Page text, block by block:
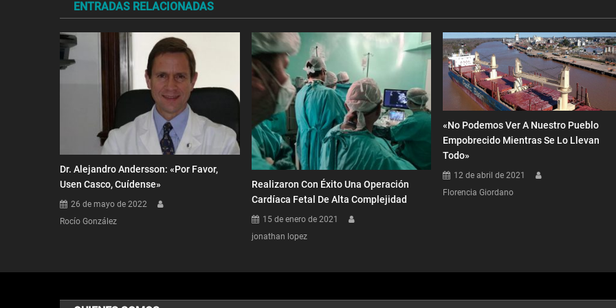
entradas
ENTRADAS RELACIONADAS
Dr. Alejandro Andersson: «Por Favor,
Usen Casco, Cuídense»
26 de mayo de 2022
Rocío González
Realizaron Con Éxito Una Operación
Cardíaca Fetal De Alta Complejidad
15 de enero de 2021
jonathan lopez
«No Podemos Ver A Nuestro Pueblo
Empobrecido Mientras Se Lo Llevan
Todo»
12 de abril de 2021
Florencia Giordano